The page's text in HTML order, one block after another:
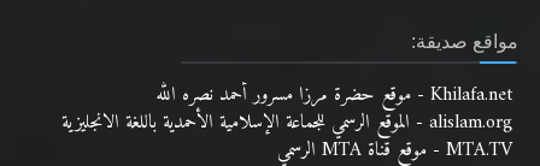
Khilafa.net - موقع حضرة مرزا مسرور أحمد نصره الله
alislam.org - الموقع الرسمي للجماعة الإسلامية الأحمدية باللغة الانجليزية
MTA.TV - موقع قناة MTA الرسمي
altaqwa.net- مجلة التقوى
zadulmuslima.net - مجلة زاد المسلمة